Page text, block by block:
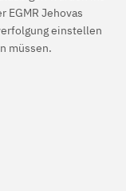
EGMR Jehovas
einstellen
müssen.